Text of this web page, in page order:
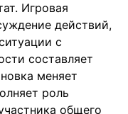
Игровая
действий,
с
составляет
меняет
роль
общего